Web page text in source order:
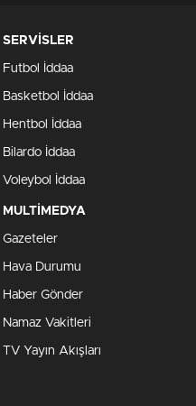
SERVİSLER
Futbol İddaa
Basketbol İddaa
Hentbol İddaa
Bilardo İddaa
Voleybol İddaa
MULTİMEDYA
Gazeteler
Hava Durumu
Haber Gönder
Namaz Vakitleri
TV Yayın Akışları